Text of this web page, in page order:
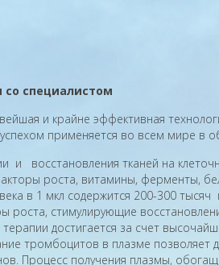
со специалистом
и крайне эффективная
применяется во всем мире в
и восстановления тканей на
роста, витамины, ферменты,
в 1 мкл содержится 200-300
стимулирующие
достигается за счет
тромбоцитов в плазме
Процесс получения плазмы,